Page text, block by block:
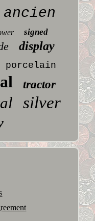
ancien
signed
display
porcelain
tractor
silver